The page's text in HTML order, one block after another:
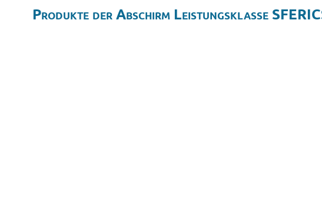
Produkte der Abschirm Leistungsklasse